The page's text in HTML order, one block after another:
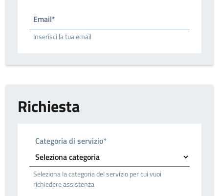
Email*
Inserisci la tua email
Richiesta
Categoria di servizio*
Seleziona la categoria del servizio per cui vuoi
richiedere assistenza